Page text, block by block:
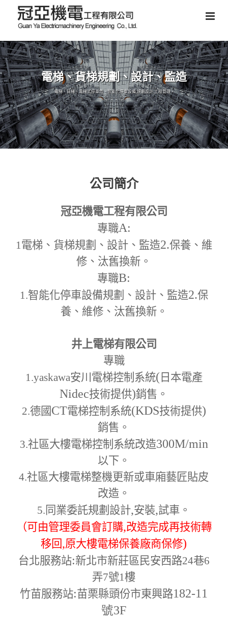
電梯、貨梯規劃、設計、監造
電梯、貨梯、電梯式停車塔、智能化停車設備,規劃設計,工程管理。
公司簡介
冠亞機電工程有限公司
專職A:
1電梯、貨梯規劃、設計、監造2.保養、維
修、汰舊換新。
專職B:
1.智能化停車設備規劃、設計、監造2.保
養、維修、汰舊換新。
井上電梯有限公司
專職
1.yaskawa安川電梯控制系統( 日本電產
Nidec技術提供)銷售。
2.德國 CT電梯控制系統(KDS技術提供)
銷售。
3.社區大樓電梯控制系統改造300M/min
以下。
4.社區大樓電梯整機更新或車廂藝匠貼皮
改造。
5. 同業委託規劃設計,安裝,試車。
（可由管理委員會訂購,改造完成再技術轉
移回,原大樓電梯保養廠商保修)
台北服務站:新北市新莊區民安西路24巷6
弄7號1樓
竹苗服務站:苗栗縣頭份市東興路182-11
號3F